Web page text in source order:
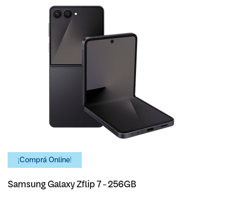
¡Comprá Online!
Samsung Galaxy Zflip 7 - 256GB